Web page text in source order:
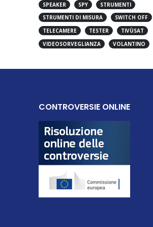
SPEAKER
SPY
STRUMENTI
STRUMENTI DI MISURA
SWITCH OFF
TELECAMERE
TESTER
TIVÙSAT
VIDEOSORVEGLIANZA
VOLANTINO
CONTROVERSIE ONLINE